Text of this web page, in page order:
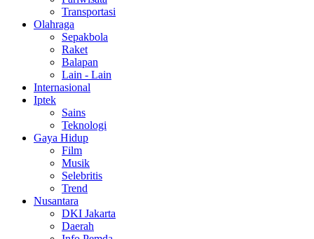
Transportasi
Olahraga
Sepakbola
Raket
Balapan
Lain - Lain
Internasional
Iptek
Sains
Teknologi
Gaya Hidup
Film
Musik
Selebritis
Trend
Nusantara
DKI Jakarta
Daerah